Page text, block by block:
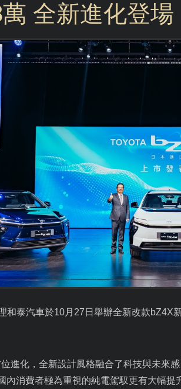
全新進化登場
和泰汽車於10月 27 日舉辦全新改款bZ4X
進化，全新設計風格融合了科技與未來
內消費者極為重視的純電駕馭更有大幅提